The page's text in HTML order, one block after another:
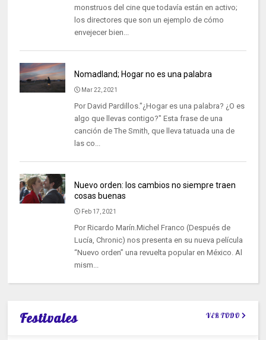
monstruos del cine que todavía están en activo;
los directores que son un ejemplo de cómo
envejecer bien...
Nomadland; Hogar no es una palabra
Mar 22, 2021
Por David Pardillos."¿Hogar es una palabra? ¿O es
algo que llevas contigo?" Esta frase de una
canción de The Smith, que lleva tatuada una de
las co...
Nuevo orden: los cambios no siempre traen
cosas buenas
Feb 17, 2021
Por Ricardo Marín.Michel Franco (Después de
Lucía, Chronic) nos presenta en su nueva película
“Nuevo orden” una revuelta popular en México. Al
mism...
Festivales VER TODO